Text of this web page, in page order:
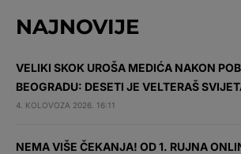
NAJNOVIJE
VELIKI SKOK UROŠA MEDIĆA NAKON
BEOGRADU: DESETI JE VELTERAŠ
4. KOLOVOZA 2026. 16:11
NEMA VIŠE ČEKANJA! OD 1. RUJNA